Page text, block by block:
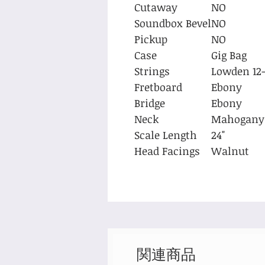
Cutaway
NO
Soundbox BevelNO
Pickup
NO
Case
Gig Bag
Strings
Lowden
Fretboard
Ebony
Bridge
Ebony
Neck
Mahogany
Scale Length
24"
Head Facings
Walnut
関連商品